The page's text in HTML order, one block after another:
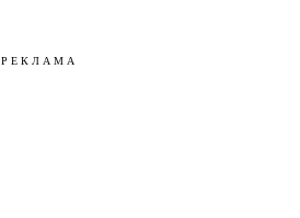
Р Е К Л А М А